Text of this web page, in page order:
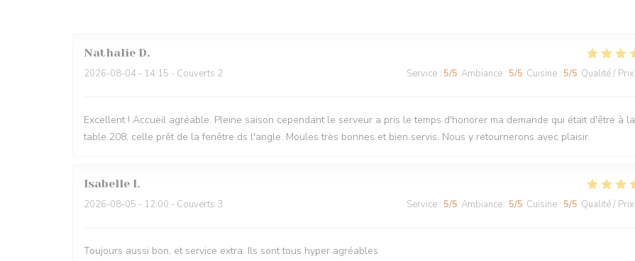
Nathalie D
2026-08-04 - 14:15 - Couverts 2 Service : 5/5 Ambiance : 5/5 Cuisine : 5/5 Qualité / Prix
Excellent ! Accueil agréable. Pleine saison cependant le serveur a pris le temps d'honorer ma demande qui était d'être à la
table 208, celle prêt de la fenêtre ds l'angle. Moules très bonnes et bien servis. Nous y retournerons avec plaisir.
Isabelle I
2026-08-05 - 12:00 - Couverts 3 Service : 5/5 Ambiance : 5/5 Cuisine : 5/5 Qualité / Prix
Toujours aussi bon, et service extra. Ils sont tous hyper agréables